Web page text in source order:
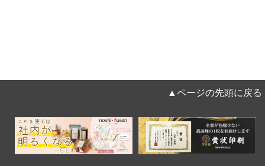
▲ページの先頭に戻る